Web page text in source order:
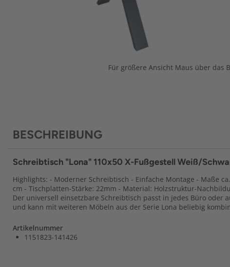
Für größere Ansicht Maus über das
BESCHREIBUNG
Schreibtisch "Lona" 110x50 X-Fußgestell Weiß/
Highlights: - Moderner Schreibtisch - Einfache Montage - Maße ca.
cm - Tischplatten-Stärke: 22mm - Material: Holzstruktur-
Der universell einsetzbare Schreibtisch passt in jedes Büro oder
und kann mit weiteren Möbeln aus der Serie Lona beliebig
Artikelnummer
1151823-141426